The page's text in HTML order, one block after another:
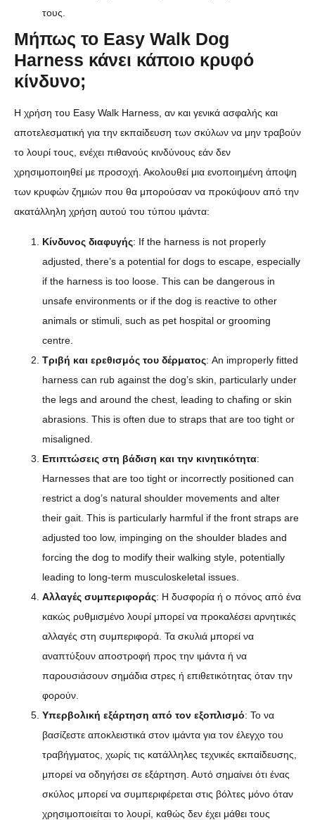
τους.
Μήπως το Easy Walk Dog
Harness κάνει κάποιο κρυφό
κίνδυνο;
Η χρήση του Easy Walk Harness, αν και γενικά ασφαλής και
αποτελεσματική για την εκπαίδευση των σκύλων να μην τραβούν
το λουρί τους, ενέχει πιθανούς κινδύνους εάν δεν
χρησιμοποιηθεί με προσοχή. Ακολουθεί μια ενοποιημένη άποψη
των κρυφών ζημιών που θα μπορούσαν να προκύψουν από την
ακατάλληλη χρήση αυτού του τύπου ιμάντα:
Κίνδυνος διαφυγής: If the harness is not properly
adjusted, there’s a potential for dogs to escape, especially
if the harness is too loose. This can be dangerous in
unsafe environments or if the dog is reactive to other
animals or stimuli, such as pet hospital or grooming
centre.
Τριβή και ερεθισμός του δέρματος: An improperly fitted
harness can rub against the dog’s skin, particularly under
the legs and around the chest, leading to chafing or skin
abrasions. This is often due to straps that are too tight or
misaligned.
Επιπτώσεις στη βάδιση και την κινητικότητα:
Harnesses that are too tight or incorrectly positioned can
restrict a dog’s natural shoulder movements and alter
their gait. This is particularly harmful if the front straps are
adjusted too low, impinging on the shoulder blades and
forcing the dog to modify their walking style, potentially
leading to long-term musculoskeletal issues.
Αλλαγές συμπεριφοράς: Η δυσφορία ή ο πόνος από ένα
κακώς ρυθμισμένο λουρί μπορεί να προκαλέσει αρνητικές
αλλαγές στη συμπεριφορά. Τα σκυλιά μπορεί να
αναπτύξουν αποστροφή προς την ιμάντα ή να
παρουσιάσουν σημάδια στρες ή επιθετικότητας όταν την
φορούν.
Υπερβολική εξάρτηση από τον εξοπλισμό: Το να
βασίζεστε αποκλειστικά στον ιμάντα για τον έλεγχο του
τραβήγματος, χωρίς τις κατάλληλες τεχνικές εκπαίδευσης,
μπορεί να οδηγήσει σε εξάρτηση. Αυτό σημαίνει ότι ένας
σκύλος μπορεί να συμπεριφέρεται στις βόλτες μόνο όταν
χρησιμοποιείται το λουρί, καθώς δεν έχει μάθει τους